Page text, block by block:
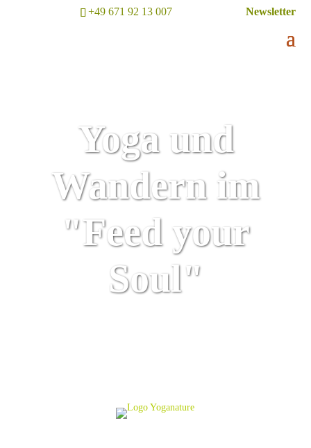
+49 671 92 13 007 Newsletter
Yoga und
Wandern im
"Feed your
Soul"